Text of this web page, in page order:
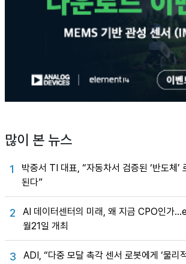
많이 본 뉴스
1
박중서 TI 대표, “자동차서 검증된 ‘반도체’
된다”
2
AI 데이터센터의 미래, 왜 지금 CPO인가
월21일 개최
3 ADI, “다중 모달 촉각 센서 로봇에게 ‘물리